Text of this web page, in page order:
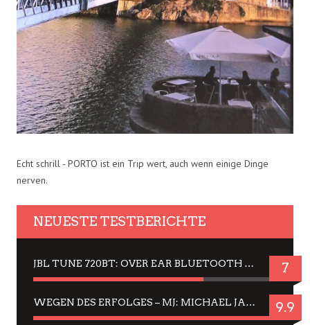
Echt schrill - PORTO ist ein Trip wert, auch wenn einige Dinge
nerven.
NEUESTE TESTBERICHTE
JBL TUNE 720BT: OVER EAR BLUETOOTH KOPFHÖRER UM DIE 50,-€ IM DAUER-TEST 7
WEGEN DES ERFOLGES – MJ: MICHAEL JACKSON MUSICAL IN EINER MATINEE SEHEN 9.9